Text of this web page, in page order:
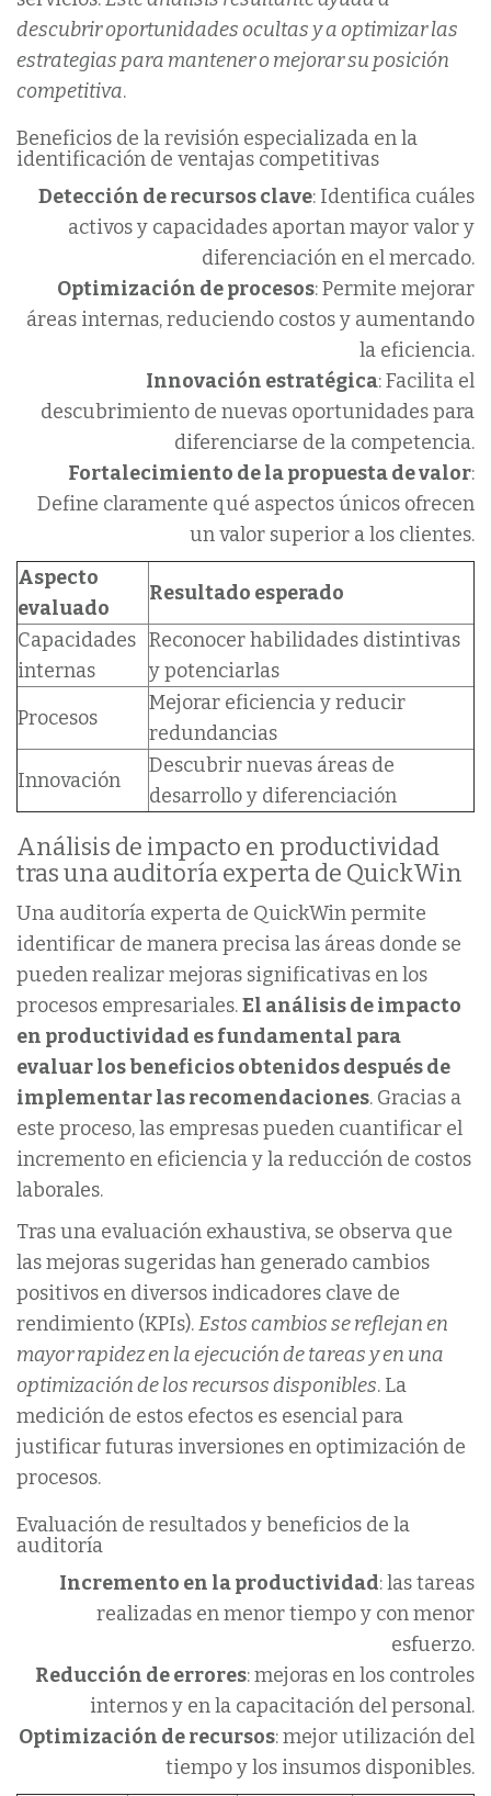
descubrir oportunidades ocultas y a optimizar las
estrategias para mantener o mejorar su posición
competitiva.
Beneficios de la revisión especializada en la
identificación de ventajas competitivas
Detección de recursos clave: Identifica cuáles
activos y capacidades aportan mayor valor y
diferenciación en el mercado.
Optimización de procesos: Permite mejorar
áreas internas, reduciendo costos y aumentando
la eficiencia.
Innovación estratégica: Facilita el
descubrimiento de nuevas oportunidades para
diferenciarse de la competencia.
Fortalecimiento de la propuesta de valor:
Define claramente qué aspectos únicos ofrecen
un valor superior a los clientes.
Aspecto
evaluado
Resultado esperado
Capacidades
internas
Reconocer habilidades distintivas
y potenciarlas
Procesos
Mejorar eficiencia y reducir
redundancias
Innovación
Descubrir nuevas áreas de
desarrollo y diferenciación
Análisis de impacto en productividad
tras una auditoría experta de QuickWin
Una auditoría experta de QuickWin permite
identificar de manera precisa las áreas donde se
pueden realizar mejoras significativas en los
procesos empresariales.El análisis de impacto
en productividad es fundamental para
evaluar los beneficios obtenidos después de
implementar las recomendaciones. Gracias a
este proceso, las empresas pueden cuantificar el
incremento en eficiencia y la reducción de costos
laborales.
Tras una evaluación exhaustiva, se observa que
las mejoras sugeridas han generado cambios
positivos en diversos indicadores clave de
rendimiento (KPIs).Estos cambios se reflejan en
mayor rapidez en la ejecución de tareas y en una
optimización de los recursos disponibles. La
medición de estos efectos es esencial para
justificar futuras inversiones en optimización de
procesos.
Evaluación de resultados y beneficios de la
auditoría
Incremento en la productividad: las tareas
realizadas en menor tiempo y con menor
esfuerzo.
Reducción de errores: mejoras en los controles
internos y en la capacitación del personal.
Optimización de recursos: mejor utilización del
tiempo y los insumos disponibles.